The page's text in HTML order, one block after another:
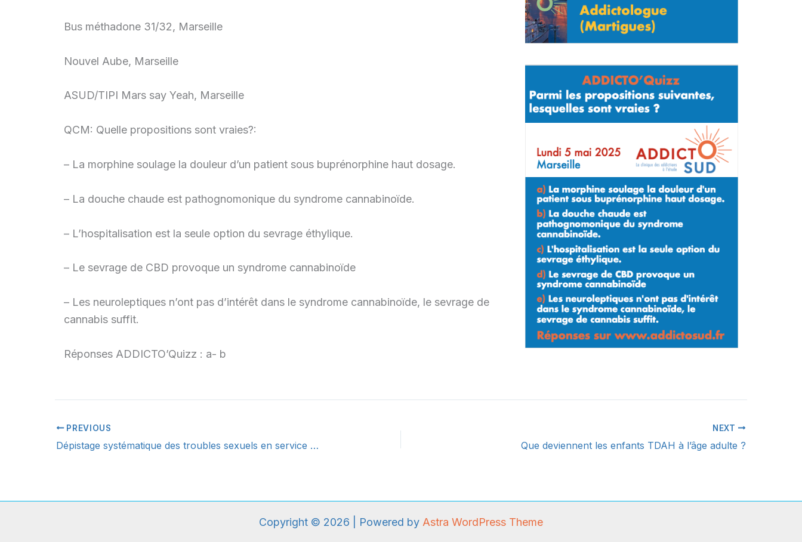
Bus méthadone 31/32, Marseille
Nouvel Aube, Marseille
ASUD/TIPI Mars say Yeah, Marseille
QCM: Quelle propositions sont vraies?:
– La morphine soulage la douleur d’un patient sous buprénorphine haut dosage.
– La douche chaude est pathognomonique du syndrome cannabinoïde.
– L’hospitalisation est la seule option du sevrage éthylique.
– Le sevrage de CBD provoque un syndrome cannabinoïde
– Les neuroleptiques n’ont pas d’intérêt dans le syndrome cannabinoïde, le sevrage de
cannabis suffit.
Réponses ADDICTO’Quizz : a- b
PREVIOUS
Dépistage systématique des troubles sexuels en service d’addictologie : Quelle prévalence et quel impact des troubles sexuels comme facteur initial et de maintien de la consommation de substances psychoactives ?
NEXT
Que deviennent les enfants TDAH à l’âge adulte ?
Copyright © 2026 | Powered by Astra WordPress Theme